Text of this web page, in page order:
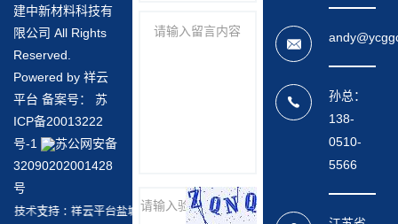
建中新材料科技有
限公司 All Rights
Reserved.
Powered by 祥云
平台 备案号： 苏
ICP备20013222
号-1
苏公网安备
32090202001428
号
孙总：
138-
0510-
5566